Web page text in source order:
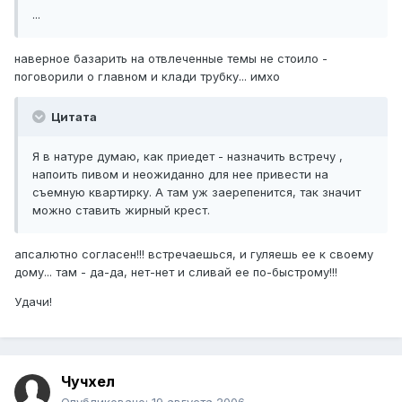
...
наверное базарить на отвлеченные темы не стоило -
поговорили о главном и клади трубку... имхо
Цитата
Я в натуре думаю, как приедет - назначить встречу ,
напоить пивом и неожиданно для нее привести на
съемную квартирку. А там уж заерепенится, так значит
можно ставить жирный крест.
апсалютно согласен!!! встречаешься, и гуляешь ее к своему
дому... там - да-да, нет-нет и сливай ее по-быстрому!!!
Удачи!
Чучхел